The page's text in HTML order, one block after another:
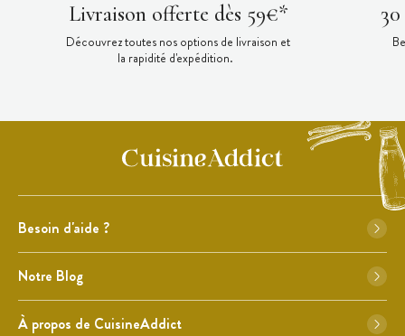
Livraison offerte dès 59€*
Découvrez toutes nos options de livraison et
la rapidité d'expédition.
Besoin d'aide ?
Notre Blog
À propos de CuisineAddict